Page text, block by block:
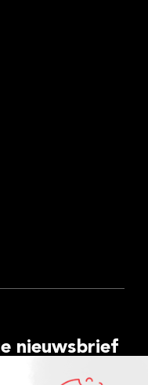
nieuwsbrief